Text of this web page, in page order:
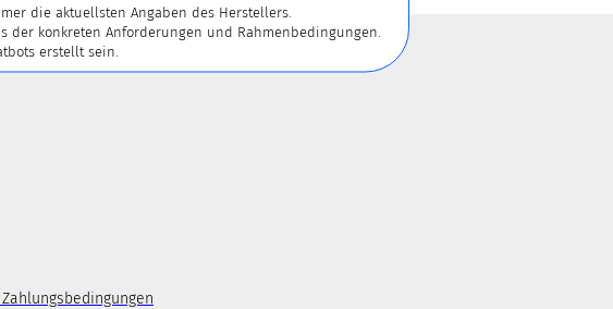
die aktuellsten Angaben des Herstellers.
konkreten Anforderungen und Rahmenbedingungen.
erstellt sein.